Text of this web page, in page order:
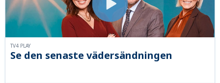
Se den senaste vädersändningen
TV4 PLAY